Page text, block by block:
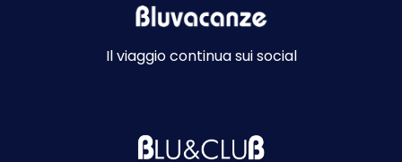
Il viaggio continua sui social